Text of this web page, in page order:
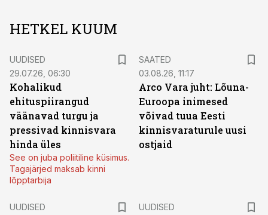
HETKEL KUUM
UUDISED
29.07.26, 06:30
Kohalikud
ehituspiirangud
väänavad turgu ja
pressivad kinnisvara
hinda üles
See on juba poliitiline küsimus.
Tagajärjed maksab kinni
lõpptarbija
SAATED
03.08.26, 11:17
Arco Vara juht: Lõuna-
Euroopa inimesed
võivad tuua Eesti
kinnisvaraturule uusi
ostjaid
UUDISED
UUDISED